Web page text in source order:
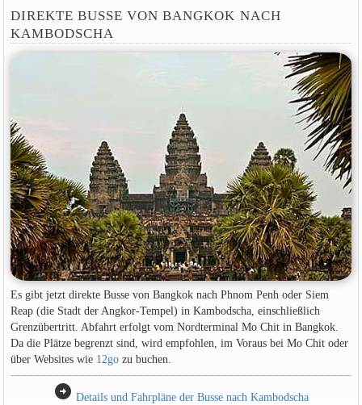
DIREKTE BUSSE VON BANGKOK NACH
KAMBODSCHA
Es gibt jetzt direkte Busse von Bangkok nach Phnom Penh oder Siem
Reap (die Stadt der Angkor-Tempel) in Kambodscha, einschließlich
Grenzübertritt. Abfahrt erfolgt vom Nordterminal Mo Chit in Bangkok.
Da die Plätze begrenzt sind, wird empfohlen, im Voraus bei Mo Chit oder
über Websites wie 12gozu buchen.
arrow_circle_right Details und Fahrpläne der Busse nach Kambodscha